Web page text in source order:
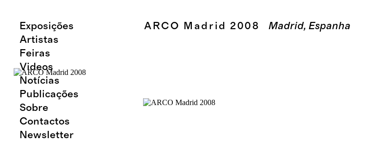
Exposições
Artistas
Feiras
Videos
Notícias
Publicações
Sobre
Contactos
Newsletter
ARCO Madrid 2008 Madrid, Espanha